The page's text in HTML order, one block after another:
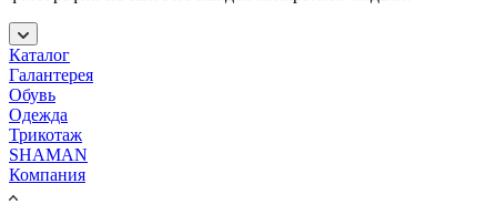
Каталог
Галантерея
Обувь
Одежда
Трикотаж
SHAMAN
Компания